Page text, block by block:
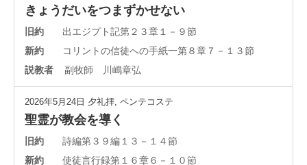
きょうだいをつまずかせない
旧約
出エジプト記第２３章１－９節
新約
コリントの信徒への手紙一第８章７－１３節
説教者
副牧師 川嶋章弘
2026年5月24日 夕礼拝 ペンテコステ
聖霊が教会を導く
旧約
詩編第３９編１３－１４節
新約
使徒言行録第１６章６－１０節